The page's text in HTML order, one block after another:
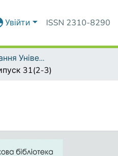
Увійти ISSN 2310-8290
Серіальні видання Університету
31(2-3)